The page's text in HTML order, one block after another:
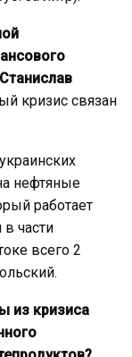
кризис связан
нефтяные
работает
в части
всего 2
из кризиса